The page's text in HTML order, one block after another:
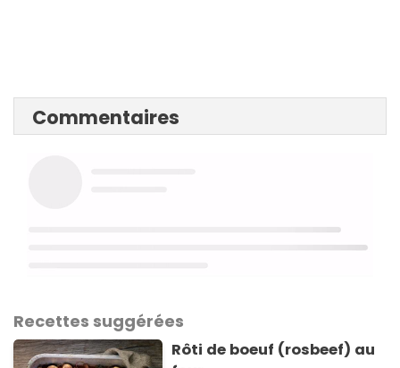
Commentaires
Recettes suggérées
Rôti de boeuf (rosbeef) au